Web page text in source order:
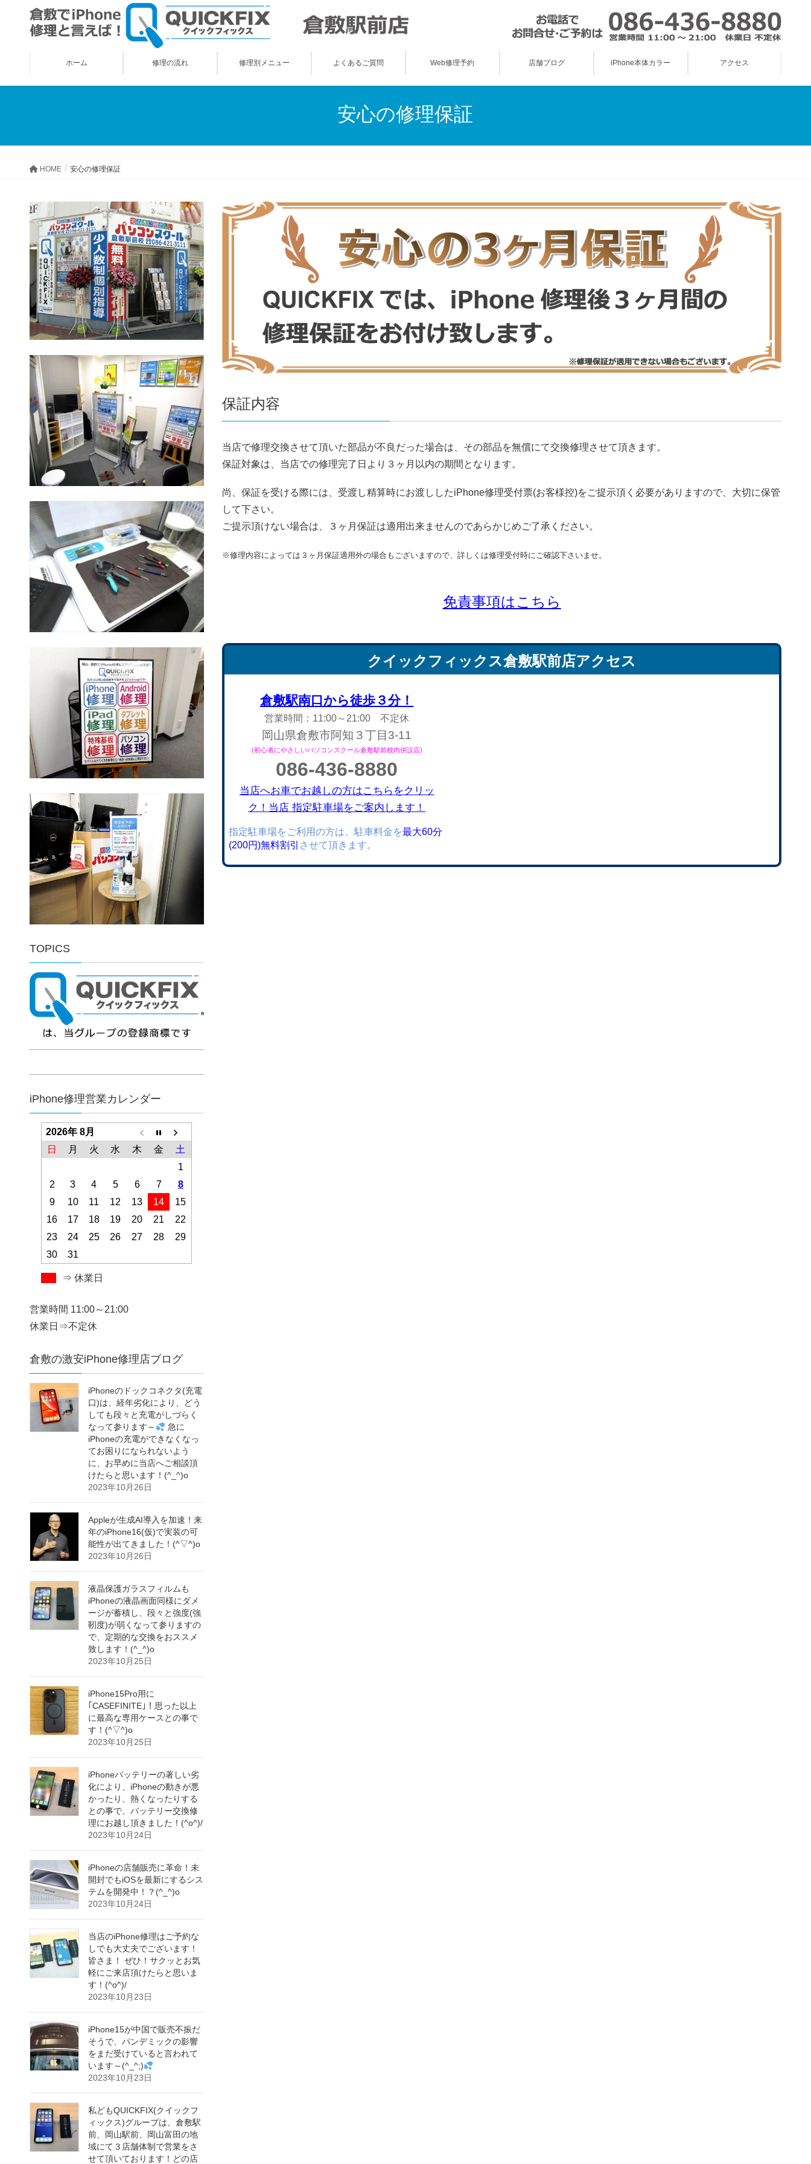
ホーム 修理の流れ 修理別メニュー よくあるご質問 Web修理予約 店舗ブログ iPhone本体カラー アクセス
安心の修理保証
HOME 安心の修理保証
保証内容
当店で修理交換させて頂いた部品が不良だった場合は、その部品を無償にて交換修理させて頂きます。
保証対象は、当店での修理完了日より３ヶ月以内の期間となります。
尚、保証を受ける際には、受渡し精算時にお渡ししたiPhone修理受付票(お客様控)をご提示頂く必要がありますので、大切に保管
して下さい。
ご提示頂けない場合は、３ヶ月保証は適用出来ませんのであらかじめご了承ください。
※修理内容によっては３ヶ月保証適用外の場合もございますので、詳しくは修理受付時にご確認下さいませ。
免責事項はこちら
クイックフィックス倉敷駅前店アクセス
倉敷駅南口から徒歩３分！
営業時間：11:00～21:00 不定休
岡山県倉敷市阿知３丁目3-11
(初心者にやさしいパソコンスクール倉敷駅前校内併設店)
086-436-8880
当店へお車でお越しの方はこちらをクリッ
ク！当店 指定駐車場をご案内します！
指定駐車場をご利用の方は、駐車料金を最大60分
(200円)無料割引 させて頂きます。
TOPICS
iPhone修理営業カレンダー
2026年 8月
日
月 火 水 木 金
土
1
2
3 4 5 6 7
8
9
10 11 12 13 14
15
16
17 18 19 20 21
22
23
24 25 26 27 28
29
30
31
⇒ 休業日
営業時間 11:00～21:00
休業日⇒不定休
倉敷の激安iPhone修理店ブログ
iPhoneのドックコネクタ(充電
口)は、経年劣化により、どう
しても段々と充電がしづらく
なって参ります～
急に
iPhoneの充電ができなくなっ
てお困りになられないよう
に、お早めに当店へご相談頂
けたらと思います！(^_^)o
2023年10月26日
Appleが生成AI導入を加速！来
年のiPhone16(仮)で実装の可
能性が出てきました！(^▽^)o
2023年10月26日
液晶保護ガラスフィルムも
iPhoneの液晶画面同様にダメ
ージが蓄積し、段々と強度(強
靭度)が弱くなって参りますの
で、定期的な交換をおススメ
致します！(^_^)o
2023年10月25日
iPhone15Pro用に
｢CASEFINITE｣！思った以上
に最高な専用ケースとの事で
す！(^▽^)o
2023年10月25日
iPhoneバッテリーの著しい劣
化により、iPhoneの動きが悪
かったり、熱くなったりする
との事で、バッテリー交換修
理にお越し頂きました！(^o^)/
2023年10月24日
iPhoneの店舗販売に革命！未
開封でもiOSを最新にするシス
テムを開発中！？(^_^)o
2023年10月24日
当店のiPhone修理はご予約な
しでも大丈夫でございます！
皆さま！ ぜひ！サクッとお気
軽にご来店頂けたらと思いま
す！(^o^)/
2023年10月23日
iPhone15が中国で販売不振だ
そうで、パンデミックの影響
をまだ受けていると言われて
います～(^_^;)
2023年10月23日
私どもQUICKFIX(クイックフ
ィックス)グループは、倉敷駅
前、岡山駅前、岡山富田の地
域にて３店舗体制で営業をさ
せて頂いております！どの店